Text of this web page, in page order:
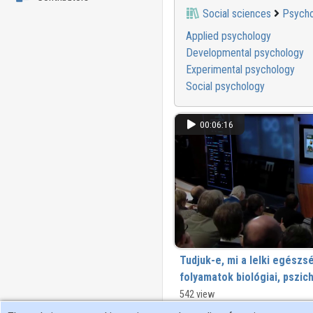
Social sciences
Applied psychology
Developmental psychology
Experimental psychology
Social psychology
00:06:16
Tudjuk-e, mi a lelki
folyamatok biológiai,
társadalmi összetevői
542 view